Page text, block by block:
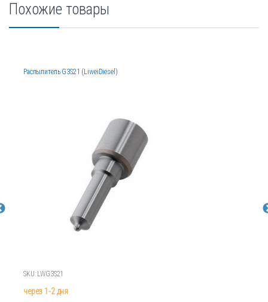
Похожие товары
Распылитель G3S21 (LiweiDiesel)
SKU: LWG3S21
через 1-2 дня